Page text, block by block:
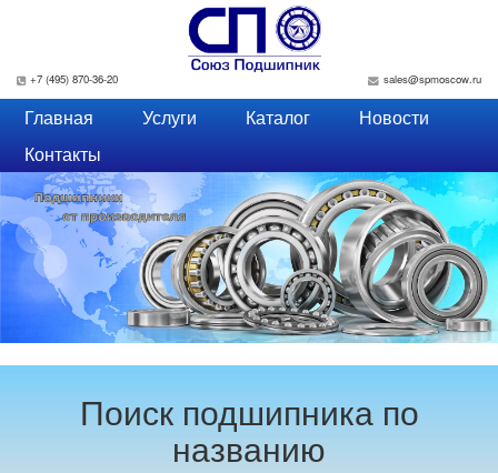
Перейти к основному содержанию
+7 (495) 870-36-20 sales@spmoscow.ru
Главная Услуги Каталог
Новости
Контакты
Поиск подшипника по
названию